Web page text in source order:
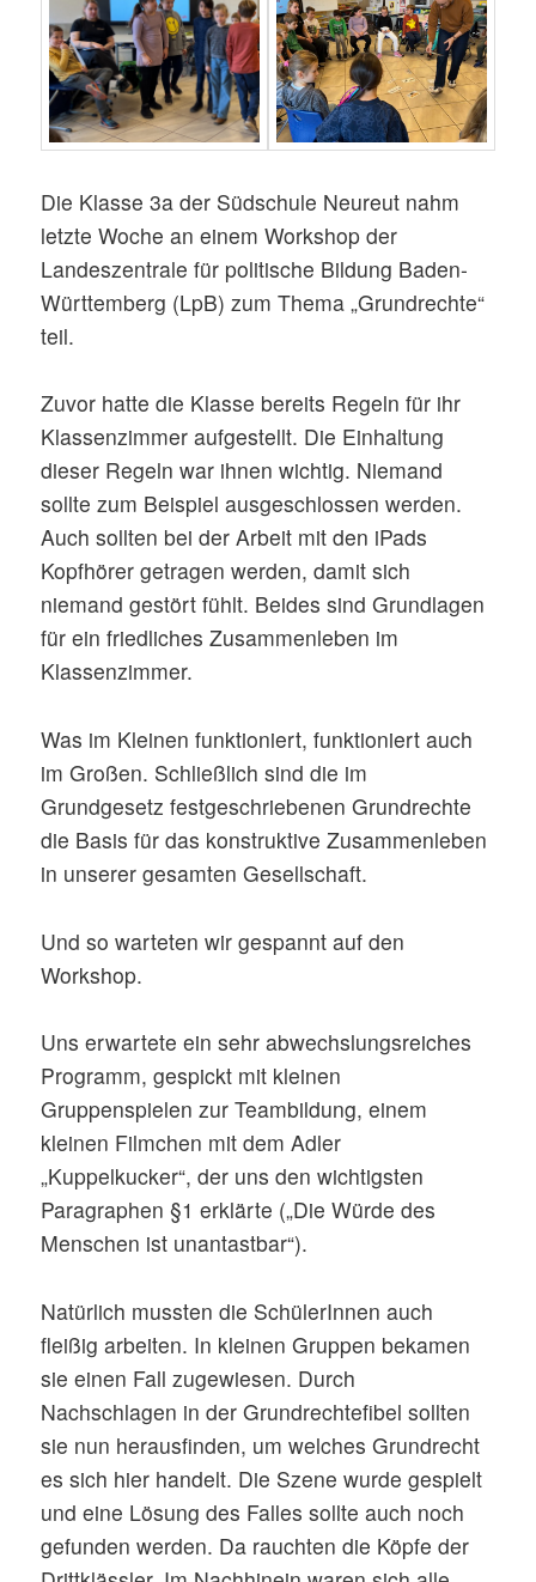
Die Klasse 3a der Südschule Neureut nahm
letzte Woche an einem Workshop der
Landeszentrale für politische Bildung Baden-
Württemberg (LpB) zum Thema „Grundrechte“
teil.
Zuvor hatte die Klasse bereits Regeln für ihr
Klassenzimmer aufgestellt. Die Einhaltung
dieser Regeln war ihnen wichtig. Niemand
sollte zum Beispiel ausgeschlossen werden.
Auch sollten bei der Arbeit mit den iPads
Kopfhörer getragen werden, damit sich
niemand gestört fühlt. Beides sind Grundlagen
für ein friedliches Zusammenleben im
Klassenzimmer.
Was im Kleinen funktioniert, funktioniert auch
im Großen. Schließlich sind die im
Grundgesetz festgeschriebenen Grundrechte
die Basis für das konstruktive Zusammenleben
in unserer gesamten Gesellschaft.
Und so warteten wir gespannt auf den
Workshop.
Uns erwartete ein sehr abwechslungsreiches
Programm, gespickt mit kleinen
Gruppenspielen zur Teambildung, einem
kleinen Filmchen mit dem Adler
„Kuppelkucker“, der uns den wichtigsten
Paragraphen §1 erklärte („Die Würde des
Menschen ist unantastbar“).
Natürlich mussten die SchülerInnen auch
fleißig arbeiten. In kleinen Gruppen bekamen
sie einen Fall zugewiesen. Durch
Nachschlagen in der Grundrechtefibel sollten
sie nun herausfinden, um welches Grundrecht
es sich hier handelt. Die Szene wurde gespielt
und eine Lösung des Falles sollte auch noch
gefunden werden. Da rauchten die Köpfe der